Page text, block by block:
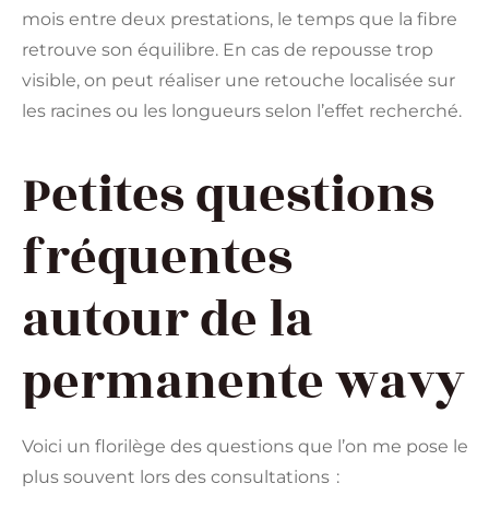
mois entre deux prestations, le temps que la fibre
retrouve son équilibre. En cas de repousse trop
visible, on peut réaliser une retouche localisée sur
les racines ou les longueurs selon l’effet recherché.
Petites questions
fréquentes
autour de la
permanente wavy
Voici un florilège des questions que l’on me pose le
plus souvent lors des consultations :